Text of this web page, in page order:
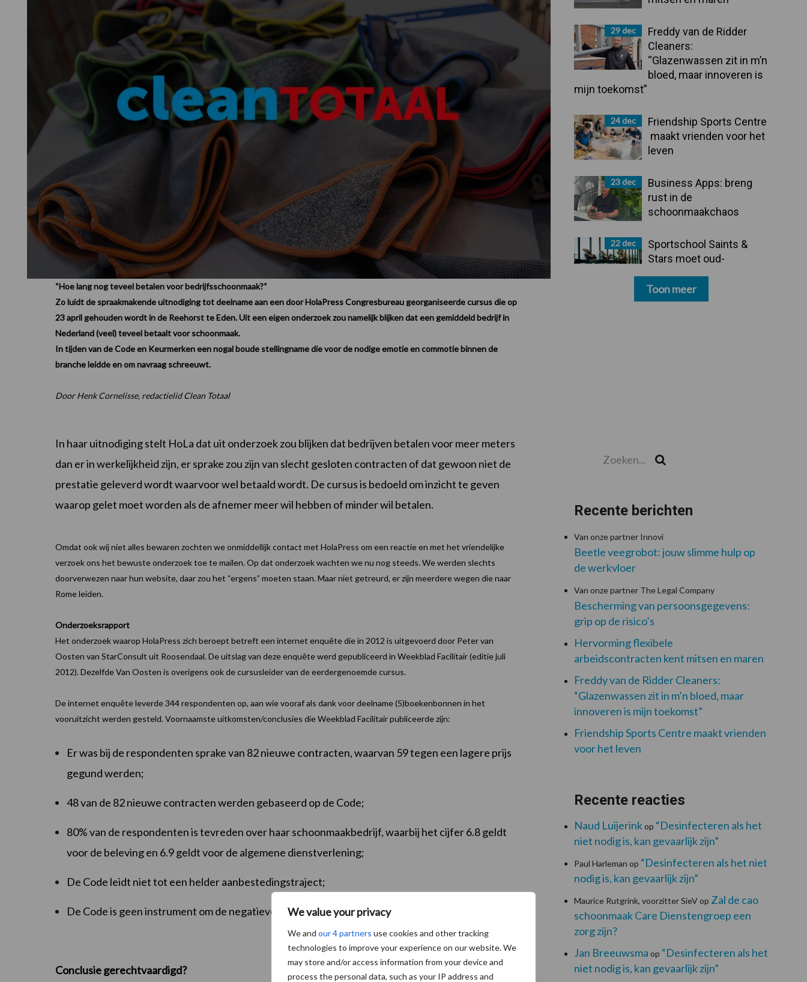
We value your privacy
We and our 4 partners use cookies and other tracking
technologies to improve your experience on our website. We
may store and/or access information from your device and
process the personal data, such as your IP address and
“Hoe lang nog teveel betalen voor bedrijfsschoonmaak?“
Zo luidt de spraakmakende uitnodiging tot deelname aan een door HolaPress Congresbureau georganiseerde cursus die op
23 april gehouden wordt in de Reehorst te Eden. Uit een eigen onderzoek zou namelijk blijken dat een gemiddeld bedrijf in
Nederland (veel) teveel betaalt voor schoonmaak.
In tijden van de Code en Keurmerken een nogal boude stellingname die voor de nodige emotie en commotie binnen de
branche leidde en om navraag schreeuwt.
Door Henk Cornelisse, redactielid Clean Totaal
In haar uitnodiging stelt HoLa dat uit onderzoek zou blijken dat bedrijven betalen voor meer meters
dan er in werkelijkheid zijn, er sprake zou zijn van slecht gesloten contracten of dat gewoon niet de
prestatie geleverd wordt waarvoor wel betaald wordt. De cursus is bedoeld om inzicht te geven
waarop gelet moet worden als de afnemer meer wil hebben of minder wil betalen.
Omdat ook wij niet alles bewaren zochten we onmiddellijk contact met HolaPress om een reactie en met het vriendelijke
verzoek ons het bewuste onderzoek toe te mailen. Op dat onderzoek wachten we nu nog steeds. We werden slechts
doorverwezen naar hun website, daar zou het “ergens” moeten staan. Maar niet getreurd, er zijn meerdere wegen die naar
Rome leiden.
Onderzoeksrapport
Het onderzoek waarop HolaPress zich beroept betreft een internet enquête die in 2012 is uitgevoerd door Peter van
Oosten van StarConsult uit Roosendaal. De uitslag van deze enquête werd gepubliceerd in Weekblad Facilitair (editie juli
2012). Dezelfde Van Oosten is overigens ook de cursusleider van de eerdergenoemde cursus.
De internet enquête leverde 344 respondenten op, aan wie vooraf als dank voor deelname (5)boekenbonnen in het
vooruitzicht werden gesteld. Voornaamste uitkomsten/conclusies die Weekblad Facilitair publiceerde zijn:
Er was bij de respondenten sprake van 82 nieuwe contracten, waarvan 59 tegen een lagere prijs
gegund werden;
48 van de 82 nieuwe contracten werden gebaseerd op de Code;
80% van de respondenten is tevreden over haar schoonmaakbedrijf, waarbij het cijfer 6.8 geldt
voor de beleving en 6.9 geldt voor de algemene dienstverlening;
De Code leidt niet tot een helder aanbestedingstraject;
De Code is geen instrument om de negatieve prijsspiraal te doorbreken.
Conclusie gerechtvaardigd?
29 dec
Freddy van de Ridder
Cleaners:
“Glazenwassen zit in m’n
bloed, maar innoveren is
mijn toekomst”
24 dec
Friendship Sports Centre
maakt vrienden voor het
leven
23 dec
Business Apps: breng
rust in de
schoonmaakchaos
22 dec
Sportschool Saints &
Stars moet oud-
betalen
Toon meer
Recente berichten
Van onze partner Innovi
Beetle veegrobot: jouw slimme hulp op
de werkvloer
Van onze partner The Legal Company
Bescherming van persoonsgegevens:
grip op de risico’s
Hervorming flexibele
arbeidscontracten kent mitsen en maren
Freddy van de Ridder Cleaners:
“Glazenwassen zit in m’n bloed, maar
innoveren is mijn toekomst”
Friendship Sports Centre maakt vrienden
voor het leven
Recente reacties
Naud Luijerinkop “Desinfecteren als het
niet nodig is, kan gevaarlijk zijn”
Paul Harleman op “Desinfecteren als het niet
nodig is, kan gevaarlijk zijn”
Maurice Rutgrink, voorzitter SieVop Zal de cao
schoonmaak Care Dienstengroep een
zorg zijn?
Jan Breeuwsma op “Desinfecteren als het
niet nodig is, kan gevaarlijk zijn”